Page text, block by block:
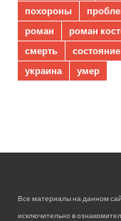
похороны
роман
роман
смерть
украина
умер
Все материалы на данном
исключительно в